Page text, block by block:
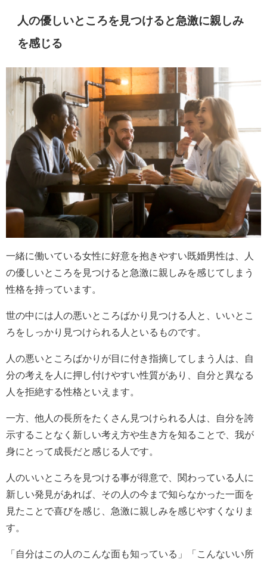
人の優しいところを見つけると急激に親しみ
を感じる
一緒に働いている女性に好意を抱きやすい既婚男性は、人
の優しいところを見つけると急激に親しみを感じてしまう
性格を持っています。
世の中には人の悪いところばかり見つける人と、いいとこ
ろをしっかり見つけられる人といるものです。
人の悪いところばかりが目に付き指摘してしまう人は、自
分の考えを人に押し付けやすい性質があり、自分と異なる
人を拒絶する性格といえます。
一方、他人の長所をたくさん見つけられる人は、自分を誇
示することなく新しい考え方や生き方を知ることで、我が
身にとって成長だと感じる人です。
人のいいところを見つける事が得意で、関わっている人に
新しい発見があれば、その人の今まで知らなかった一面を
見たことで喜びを感じ、急激に親しみを感じやすくなりま
す。
「自分はこの人のこんな面も知っている」「こんないい所